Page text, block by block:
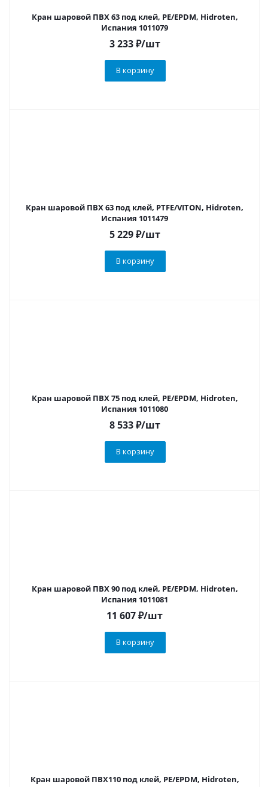
Кран шаровой ПВХ 63 под клей, PE/EPDM, Hidroten,
Испания 1011079
3 233₽/шт
В корзину
Кран шаровой ПВХ 63 под клей, PTFE/VITON, Hidroten,
Испания 1011479
5 229₽/шт
В корзину
Кран шаровой ПВХ 75 под клей, PE/EPDM, Hidroten,
Испания 1011080
8 533₽/шт
В корзину
Кран шаровой ПВХ 90 под клей, PE/EPDM, Hidroten,
Испания 1011081
11 607₽/шт
В корзину
Кран шаровой ПВХ110 под клей, PE/EPDM, Hidroten,